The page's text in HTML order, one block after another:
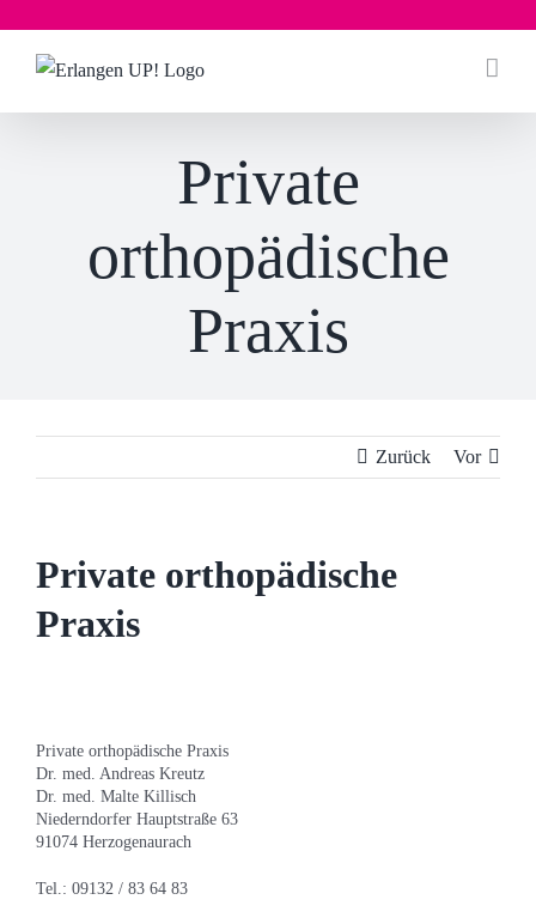
springen
Private
orthopädische
Praxis
Zurück Vor
Private orthopädische
Praxis
Private orthopädische Praxis
Dr. med. Andreas Kreutz
Dr. med. Malte Killisch
Niederndorfer Hauptstraße 63
91074 Herzogenaurach
Tel.: 09132 / 83 64 83